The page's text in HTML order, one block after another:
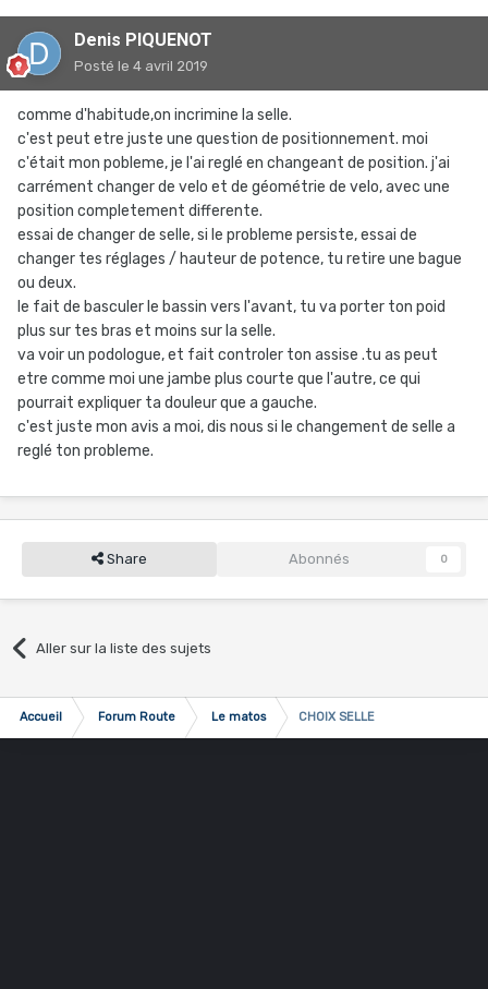
Denis PIQUENOT
Posté le 4 avril 2019
comme d'habitude,on incrimine la selle.
c'est peut etre juste une question de positionnement. moi
c'était mon pobleme, je l'ai reglé en changeant de position. j'ai
carrément changer de velo et de géométrie de velo, avec une
position completement differente.
essai de changer de selle, si le probleme persiste, essai de
changer tes réglages / hauteur de potence, tu retire une bague
ou deux.
le fait de basculer le bassin vers l'avant, tu va porter ton poid
plus sur tes bras et moins sur la selle.
va voir un podologue, et fait controler ton assise .tu as peut
etre comme moi une jambe plus courte que l'autre, ce qui
pourrait expliquer ta douleur que a gauche.
c'est juste mon avis a moi, dis nous si le changement de selle a
reglé ton probleme.
Share Abonnés 0
Aller sur la liste des sujets
Accueil Forum Route Le matos CHOIX SELLE